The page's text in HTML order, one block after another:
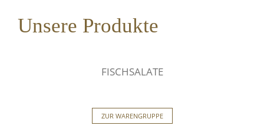
Unsere Produkte
FISCHSALATE
ZUR WARENGRUPPE